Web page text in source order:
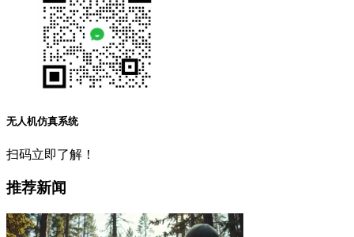
无人机仿真系统
扫码立即了解！
推荐新闻